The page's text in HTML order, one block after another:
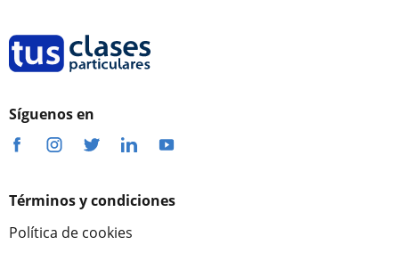
Síguenos en
Términos y condiciones
Política de cookies